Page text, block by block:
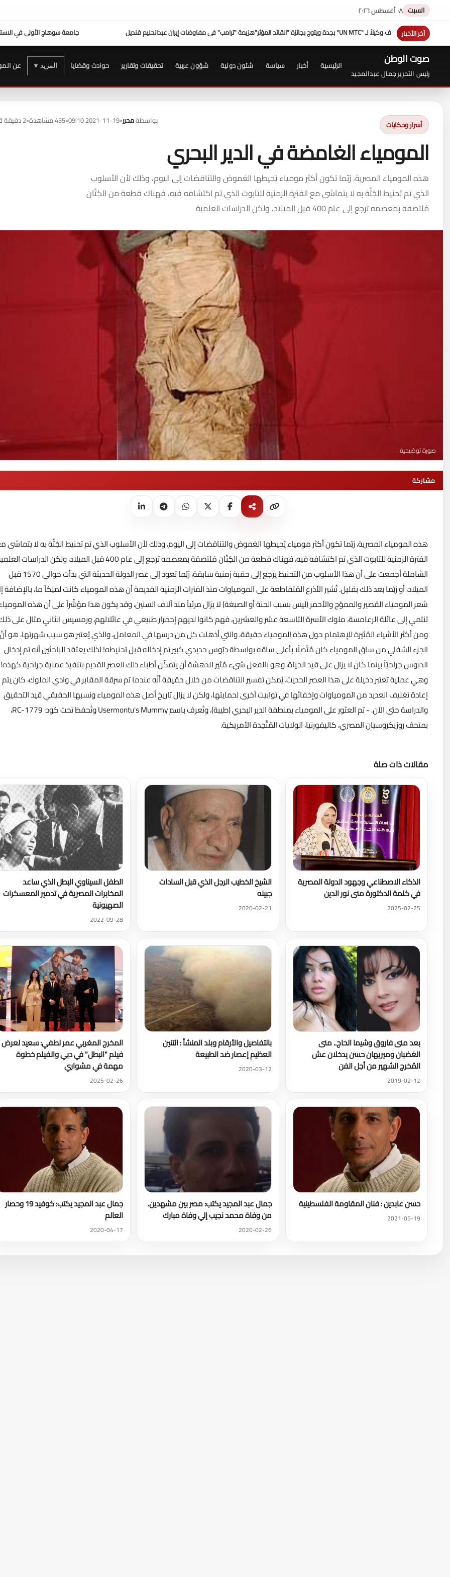
السبت ٠٨ أغسطس ٢٠٢٦
آخر الأخبار
للتيسير عليعزاء واجب ..جامعة سوهاج الأولى في الاستجابة لشكاوى المواطنينهزيمة "ترامب" فى مفاوضات إيران عبدالحليم قنديل
صوت الوطن
رئيس التحرير جمال عبدالمجيد
الرئيسية أخبار سياسة شئون دولية شؤون عربية تحقيقات وتقارير حوادث وقضايا المزيد ▾ عن
أسرار وحكايات بواسطةمحرر•
2021-11-19 09:10
•455 مشاهدة •2 دقيقة قراءة
المومياء الغامضة في الدير البحري
هذه المومياء المصرية، رُبّما تكون أكثر مومياء يُحيطها الغموض والتناقضات إلى اليوم، وذلك لأن الأسلوب
الذي تم تحنيط الجُثّة به لا يتماشى مع الفترة الزمنية للتابوت الذي تم اكتشافه فيه، فهناك قطعة من الكِتّان
مُلتصقة بمعصمه ترجع إلى عام 400 قبل الميلاد، ولكن الدراسات العلمية
صورة توضيحية
مشاركة
هذه المومياء المصرية، رُبّما تكون أكثر مومياء يُحيطها الغموض والتناقضات إلى اليوم، وذلك لأن الأسلوب الذي تم تحنيط الجُثّة به لا يتماشى
الفترة الزمنية للتابوت الذي تم اكتشافه فيه، فهناك قطعة من الكِتّان مُلتصقة بمعصمه ترجع إلى عام 400 قبل الميلاد، ولكن الدراسات
الشاملة أجمعت على أن هذا الأسلوب من التحنيط يرجع إلى حقبة زمنية سابقة، رُبّما تعود إلى عصر الدولة الحديثة التي بدأت حوالي 1570 قبل
الميلاد، أو رُبّما بعد ذلك بقليل. تُشير الأذرع المُتقاطعة على المومياوات منذ الفترات الزمنية القديمة أن هذه المومياء كانت لملِكاً ما، بالإضافة
شعر المومياء القصير والمموّج والأحمر (ليس بسبب الحنة أو الصبغة) لا يزال مرئياً منذ آلاف السنين، وقد يكون هذا مؤشّراً على أن هذه
تنتمي إلى عائلة الرعامسة، ملوك الأسرة التاسعة عشر والعشرين، فهم كانوا لديهم إحمرار طبيعي في عائلاتهم، ورمسيس الثاني مثال على
ومن أكثر الأشياء المُثيرة للإهتمام حول هذه المومياء حقيقة، والتي أذهلت كل من درسها في المعامل، والذي يُعتبر هو سبب شهرتها، هو أنَّ
الجزء السُفلي من ساق المومياء كان مُتّصلًا بأعلى ساقه بواسطة دبّوس حديدي كبير تم إدخاله قبل تحنيطه! لذلك يعتقد الباحثين أنه تم إدخال
الدبوس جراحيّاً بينما كان لا يزال على قيد الحياة، وهو بالفعل شيء مُثير للدهشة أن يتمكّن أطباء ذلك العصر القديم بتنفيذ عملية جراحية كهذه!
وهي عملية تعتبر دخيلة على هذا العصر الحديث. يُمكن تفسير التناقضات من خلال حقيقة أنَّه عندما تم سرقة المقابر في وادي الملوك، كان يتم
إعادة تغليف العديد من المومياوات وإخفائها في توابيت آخرى لحمايتها، ولكن لا يزال تاريخ أصل هذه المومياء ونسبها الحقيقي قيد التحقيق
والدراسة حتى الآن. - تم العثور على المومياء بمنطقة الدير البحري (طيبة)، وتُعرف باسم Usermontu's Mummy وتُحفظ تحت كود: RC-1779،
بمتحف روزيكروسيان المصري، كاليفورنيا، الولايات المُتَّحِدة الأمريكية.
مقالات ذات صلة
الذكاء الاصطناعي وجهود الدولة المصرية
في كلمة الدكتورة منى نور الدين
2025-02-25
الشيخ الخطيب الرجل الذي قبل السادات
جبينه
2020-02-21
الطفل السيناوي البطل الذي ساعد
المخابرات المصرية في تدمير المعسكرات
الصهيونية
2022-09-28
بعد منى فاروق وشيما الحاج.. منى
الغضبان وميريهان حسن يدخلان عش
المُخرج الشهير من أجل الفن
2019-02-12
بالتفاصيل والأرقام وبلد المنشأ : التنين
العظيم إعصار ضد الطبيعة
2020-03-12
المخرج المغربي عمر لطفي: سعيد لعرض
فيلم "البطل" في دبي والفيلم خطوة
مهمة في مشواري
2025-02-26
حسن عابدين : فنان المقاومة الفلسطينية
2021-05-19
جمال عبد المجيد يكتب: مصر بين مشهدين.
من وفاة محمد نجيب إلي وفاة مبارك
2020-02-26
جمال عبد المجيد يكتب: كوفيد 19 وحصار
العالم
2020-04-17